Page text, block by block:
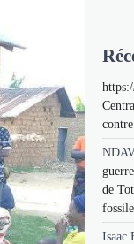
de
Isaac